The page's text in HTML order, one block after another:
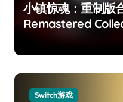
小镇惊魂：重制版
Remastered
Switch游戏